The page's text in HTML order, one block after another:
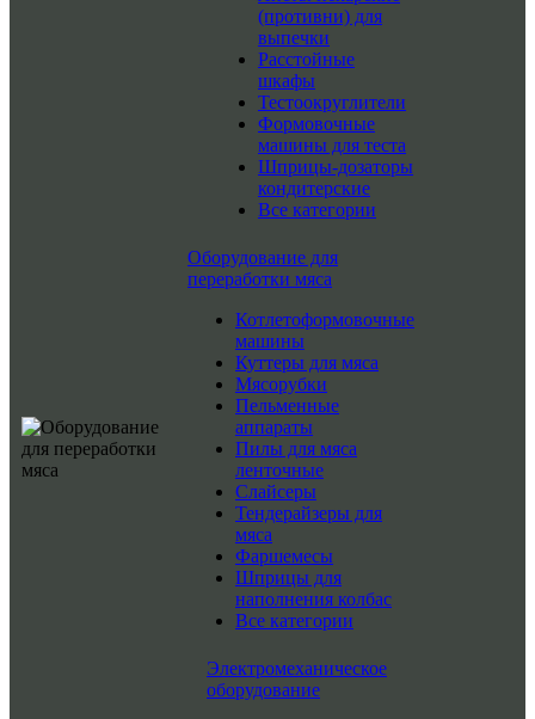
(противни) для
выпечки
Расстойные
шкафы
Тестоокруглители
Формовочные
машины для теста
Шприцы-дозаторы
кондитерские
Все категории
Оборудование для
переработки мяса
Котлетоформовочные
машины
Куттеры для мяса
Мясорубки
Пельменные
аппараты
Пилы для мяса
ленточные
Слайсеры
Тендерайзеры для
мяса
Фаршемесы
Шприцы для
наполнения колбас
Все категории
Электромеханическое
оборудование